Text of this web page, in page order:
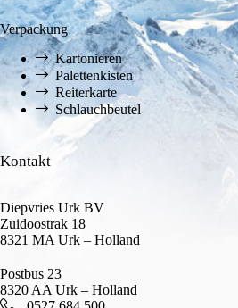
Verpackung
Kartonieren
Palettenkisten
Reiterkarte
Schlauchbeutel
Kontakt
Diepvries Urk BV
Zuidoostrak 18
8321 MA Urk – Holland
Postbus 23
8320 AA Urk – Holland